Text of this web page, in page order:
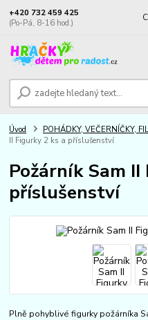
+420 732 459 425
(Po-Pá, 8-16 hod.)
Úvod POHÁDKY, VEČERNÍČKY,
II Figurky 2 ks a příslušenství
Požárník Sam
příslušenství
Plně pohyblivé figurky požárníka